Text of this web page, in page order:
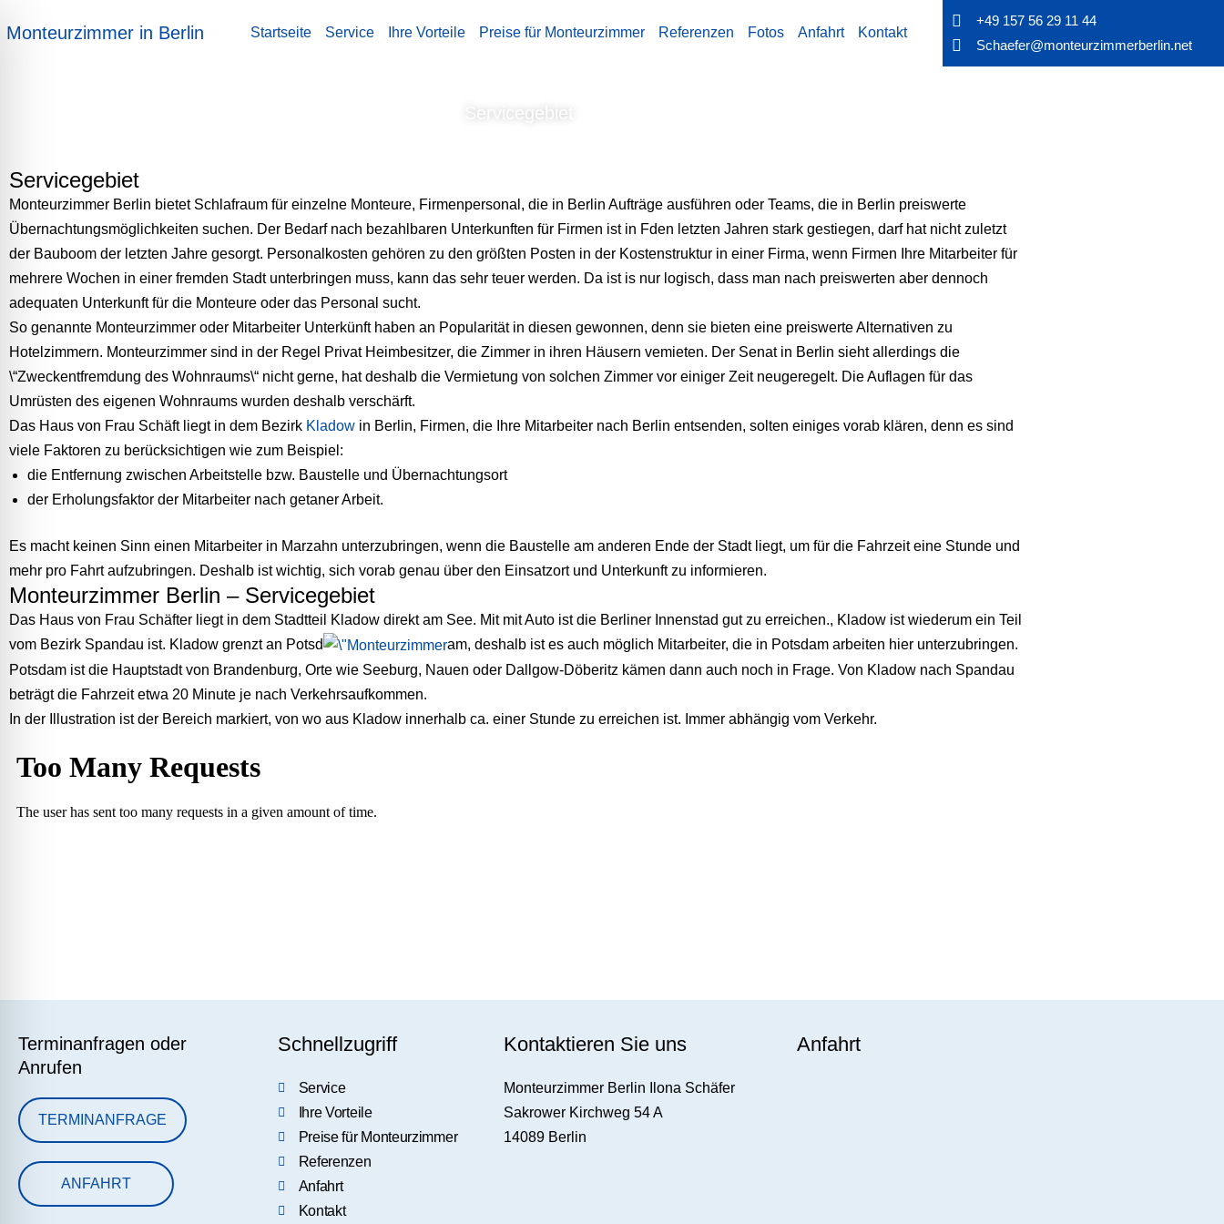
Inhalt
Monteurzimmer in Berlin Startseite Service Ihre Vorteile Preise für Monteurzimmer Referenzen Fotos Anfahrt Kontakt
+49 157 56 29 11 44
Schaefer@monteurzimmerberlin.net
Servicegebiet
Servicegebiet
Monteurzimmer Berlin bietet Schlafraum für einzelne Monteure, Firmenpersonal, die in Berlin Aufträge ausführen oder Teams, die in Berlin preiswerte
Übernachtungsmöglichkeiten suchen. Der Bedarf nach bezahlbaren Unterkunften für Firmen ist in Fden letzten Jahren stark gestiegen, darf hat nicht zuletzt
der Bauboom der letzten Jahre gesorgt. Personalkosten gehören zu den größten Posten in der Kostenstruktur in einer Firma, wenn Firmen Ihre Mitarbeiter für
mehrere Wochen in einer fremden Stadt unterbringen muss, kann das sehr teuer werden. Da ist is nur logisch, dass man nach preiswerten aber dennoch
adequaten Unterkunft für die Monteure oder das Personal sucht.
So genannte Monteurzimmer oder Mitarbeiter Unterkünft haben an Popularität in diesen gewonnen, denn sie bieten eine preiswerte Alternativen zu
Hotelzimmern. Monteurzimmer sind in der Regel Privat Heimbesitzer, die Zimmer in ihren Häusern vemieten. Der Senat in Berlin sieht allerdings die
\“Zweckentfremdung des Wohnraums\“ nicht gerne, hat deshalb die Vermietung von solchen Zimmer vor einiger Zeit neugeregelt. Die Auflagen für das
Umrüsten des eigenen Wohnraums wurden deshalb verschärft.
Das Haus von Frau Schäft liegt in dem Bezirk Kladow in Berlin, Firmen, die Ihre Mitarbeiter nach Berlin entsenden, solten einiges vorab klären, denn es sind
viele Faktoren zu berücksichtigen wie zum Beispiel:
die Entfernung zwischen Arbeitstelle bzw. Baustelle und Übernachtungsort
der Erholungsfaktor der Mitarbeiter nach getaner Arbeit.
Es macht keinen Sinn einen Mitarbeiter in Marzahn unterzubringen, wenn die Baustelle am anderen Ende der Stadt liegt, um für die Fahrzeit eine Stunde und
mehr pro Fahrt aufzubringen. Deshalb ist wichtig, sich vorab genau über den Einsatzort und Unterkunft zu informieren.
Monteurzimmer Berlin – Servicegebiet
Das Haus von Frau Schäfter liegt in dem Stadtteil Kladow direkt am See. Mit mit Auto ist die Berliner Innenstad gut zu erreichen., Kladow ist wiederum ein Teil
vom Bezirk Spandau ist. Kladow grenzt an Potsd
am, deshalb ist es auch möglich Mitarbeiter, die in Potsdam arbeiten hier unterzubringen.
Potsdam ist die Hauptstadt von Brandenburg, Orte wie Seeburg, Nauen oder Dallgow-Döberitz kämen dann auch noch in Frage. Von Kladow nach Spandau
beträgt die Fahrzeit etwa 20 Minute je nach Verkehrsaufkommen.
In der Illustration ist der Bereich markiert, von wo aus Kladow innerhalb ca. einer Stunde zu erreichen ist. Immer abhängig vom Verkehr.
Terminanfragen oder
Anrufen
TERMINANFRAGE
ANFAHRT
Schnellzugriff
Service
Ihre Vorteile
Preise für Monteurzimmer
Referenzen
Anfahrt
Kontakt
Kontaktieren Sie uns
Monteurzimmer Berlin Ilona Schäfer
Sakrower Kirchweg 54 A
14089 Berlin
Anfahrt